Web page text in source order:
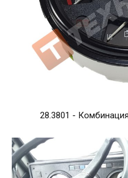
28.3801 -